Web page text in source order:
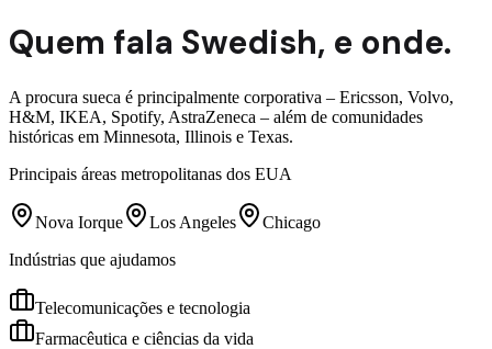
Quem fala Swedish, e onde.
A procura sueca é principalmente corporativa – Ericsson, Volvo,
H&M, IKEA, Spotify, AstraZeneca – além de comunidades
históricas em Minnesota, Illinois e Texas.
Principais áreas metropolitanas dos EUA
Nova Iorque Los Angeles
Chicago
Indústrias que ajudamos
Telecomunicações e tecnologia
Farmacêutica e ciências da vida